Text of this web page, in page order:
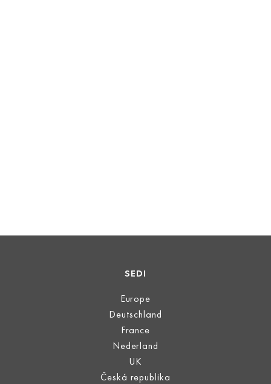
SEDI
Europe
Deutschland
France
Nederland
UK
Česká republika